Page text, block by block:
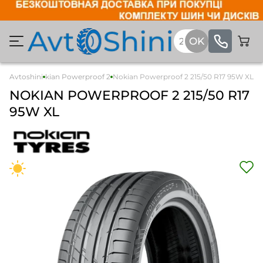
Avtoshini
Легкові Nokian Powerproof 2 Nokian Powerproof 2 215/50 R17 95W XL
NOKIAN POWERPROOF 2 215/50 R17
95W XL